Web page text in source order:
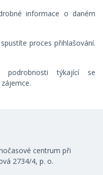
informace o daném
proces přihlašování.
podrobnosti týkající se
centrum při
2734/4, p. o.